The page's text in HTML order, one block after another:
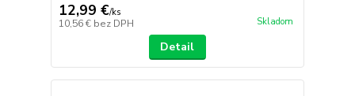
12,99 €/ks
10,56 € bez DPH Skladom
Detail